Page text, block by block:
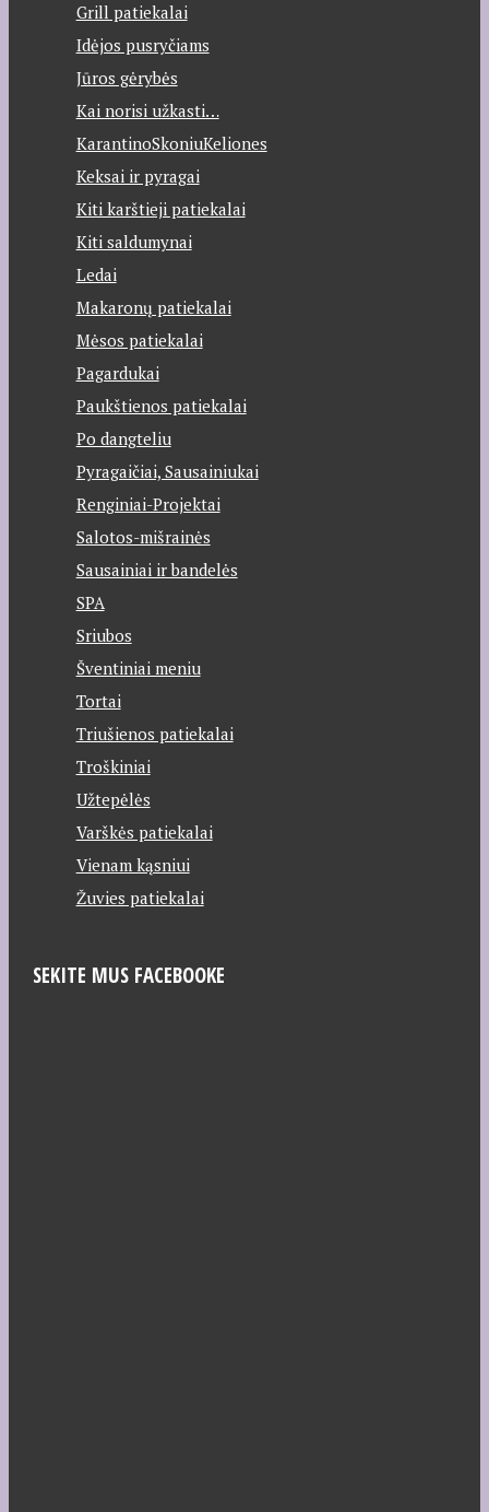
Grill patiekalai
Idėjos pusryčiams
Jūros gėrybės
Kai norisi užkasti…
KarantinoSkoniuKeliones
Keksai ir pyragai
Kiti karštieji patiekalai
Kiti saldumynai
Ledai
Makaronų patiekalai
Mėsos patiekalai
Pagardukai
Paukštienos patiekalai
Po dangteliu
Pyragaičiai, Sausainiukai
Renginiai-Projektai
Salotos-mišrainės
Sausainiai ir bandelės
SPA
Sriubos
Šventiniai meniu
Tortai
Triušienos patiekalai
Troškiniai
Užtepėlės
Varškės patiekalai
Vienam kąsniui
Žuvies patiekalai
SEKITE MUS FACEBOOKE